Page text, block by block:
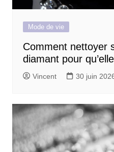
Mode de vie
Comment nettoyer
diamant pour
Vincent 30 juin